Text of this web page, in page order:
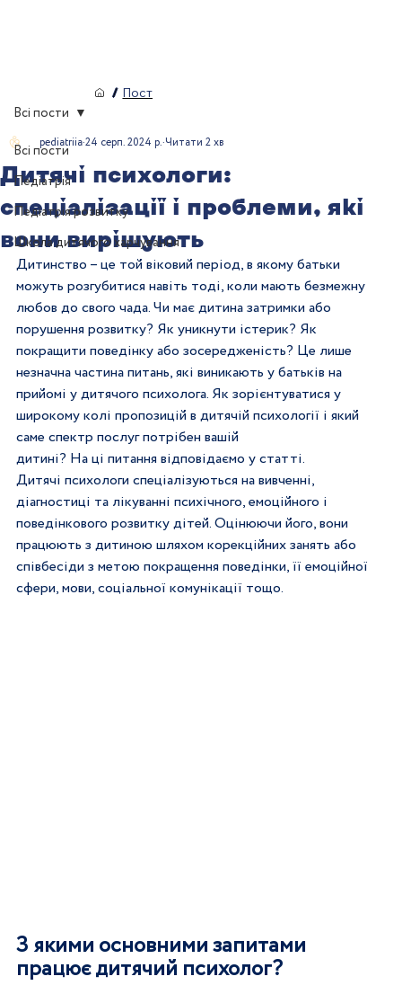
/ Пост
Всі пости
Педіатрія
Педіатрія розвитку
Школа дитячого харчування
Всі пости
Дитячі психологи:
спеціалізації і проблеми, які
вони вирішують
pediatriia24 серп. 2024 р. Читати 2 хв
Дитинство – це той віковий період, в якому батьки
можуть розгубитися навіть тоді, коли мають безмежну
любов до свого чада. Чи має дитина затримки або
порушення розвитку? Як уникнути істерик? Як
покращити поведінку або зосередженість? Це лише
незначна частина питань, які виникають у батьків на
прийомі у дитячого психолога. Як зорієнтуватися у
широкому колі пропозицій в дитячій психології і який
саме спектр послуг потрібен вашій
дитині? На ці питання відповідаємо у статті.
Дитячі психологи спеціалізуються на вивченні,
діагностиці та лікуванні психічного, емоційного і
поведінкового розвитку дітей. Оцінюючи його, вони
працюють з дитиною шляхом корекційних занять або
співбесіди з метою покращення поведінки, її емоційної
сфери, мови, соціальної комунікації тощо.
З якими основними запитами
працює дитячий психолог?